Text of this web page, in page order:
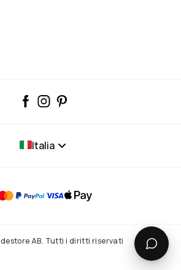
Italia
AB. Tutti i diritti riservati